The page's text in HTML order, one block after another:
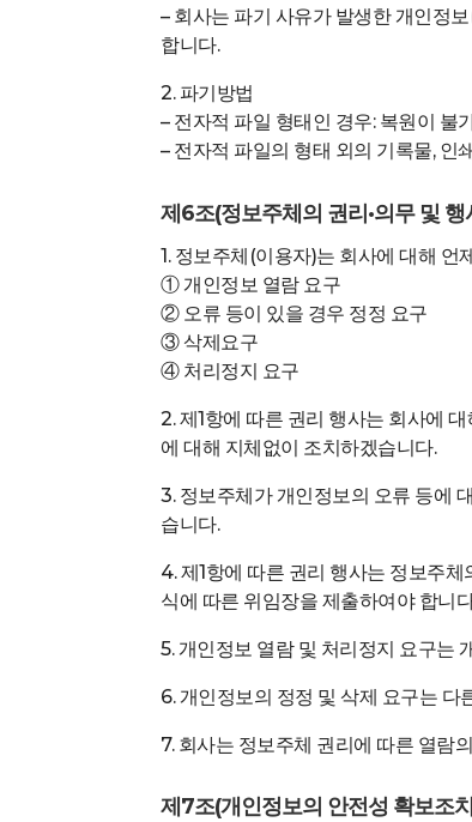
– 회사는 파기 사유가 발생한 개인정
합니다.
2. 파기방법
– 전자적 파일 형태인 경우: 복원이 불
– 전자적 파일의 형태 외의 기록물, 인
제6조(정보주체의 권리·의무 및 행
1. 정보주체(이용자)는 회사에 대해
① 개인정보 열람 요구
② 오류 등이 있을 경우 정정 요구
③ 삭제요구
④ 처리정지 요구
2. 제1항에 따른 권리 행사는 회사에
에 대해 지체없이 조치하겠습니다.
3. 정보주체가 개인정보의 오류 등에
습니다.
4. 제1항에 따른 권리 행사는 정보주
식에 따른 위임장을 제출하여야 합니
5. 개인정보 열람 및 처리정지 요구는
6. 개인정보의 정정 및 삭제 요구는
7. 회사는 정보주체 권리에 따른 열람
제7조(개인정보의 안전성 확보조